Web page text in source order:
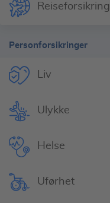
Reiseforsikring
Personforsikringer
Liv
Ulykke
Helse
Uførhet